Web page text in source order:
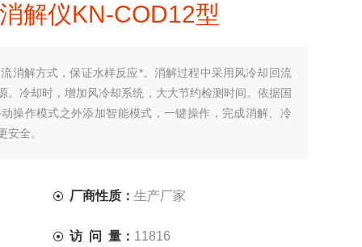
解仪KN-COD12型
消解方式，保证水样反应*。消解过程中采用风冷却回流
。冷却时，增加风冷却系统，大大节约检测时间。依据国
操作模式之外添加智能模式，一键操作，完成消解、冷
全。
厂商性质：生产厂家
访 问 量： 11816